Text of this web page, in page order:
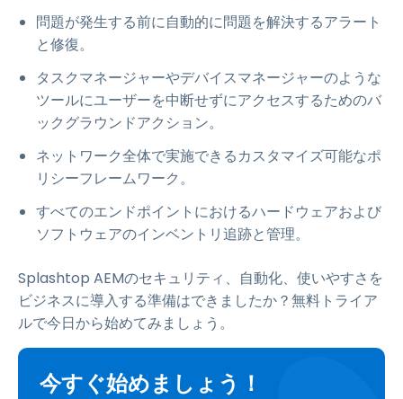
問題が発生する前に自動的に問題を解決するアラート
と修復。
タスクマネージャーやデバイスマネージャーのような
ツールにユーザーを中断せずにアクセスするためのバ
ックグラウンドアクション。
ネットワーク全体で実施できるカスタマイズ可能なポ
リシーフレームワーク。
すべてのエンドポイントにおけるハードウェアおよび
ソフトウェアのインベントリ追跡と管理。
Splashtop AEMのセキュリティ、自動化、使いやすさを
ビジネスに導入する準備はできましたか？無料トライア
ルで今日から始めてみましょう。
今すぐ始めましょう！